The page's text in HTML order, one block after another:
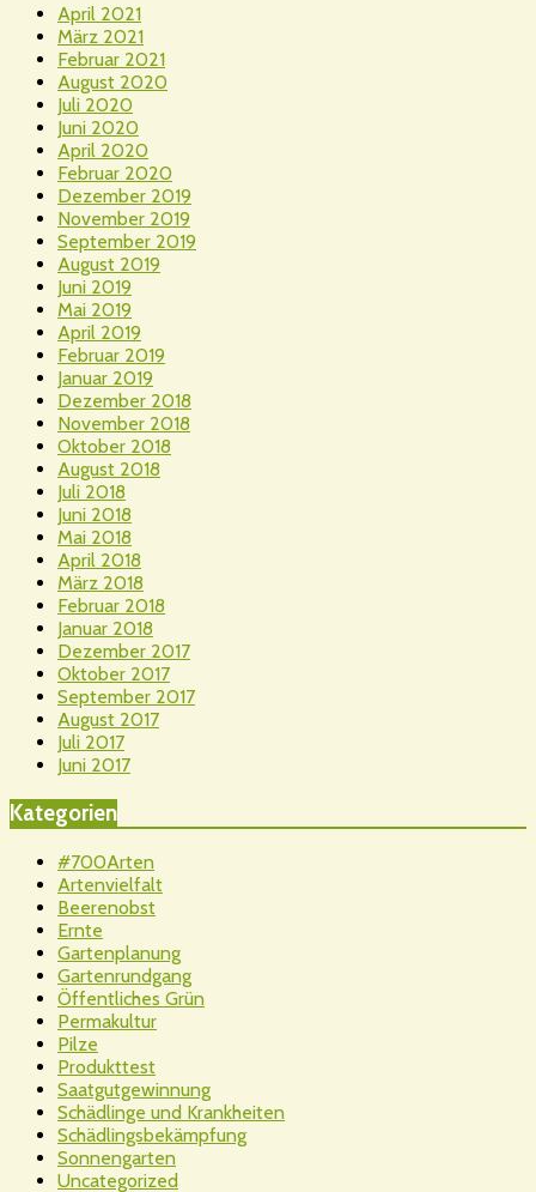
April 2021
März 2021
Februar 2021
August 2020
Juli 2020
Juni 2020
April 2020
Februar 2020
Dezember 2019
November 2019
September 2019
August 2019
Juni 2019
Mai 2019
April 2019
Februar 2019
Januar 2019
Dezember 2018
November 2018
Oktober 2018
August 2018
Juli 2018
Juni 2018
Mai 2018
April 2018
März 2018
Februar 2018
Januar 2018
Dezember 2017
Oktober 2017
September 2017
August 2017
Juli 2017
Juni 2017
Kategorien
#700Arten
Artenvielfalt
Beerenobst
Ernte
Gartenplanung
Gartenrundgang
Öffentliches Grün
Permakultur
Pilze
Produkttest
Saatgutgewinnung
Schädlinge und Krankheiten
Schädlingsbekämpfung
Sonnengarten
Uncategorized